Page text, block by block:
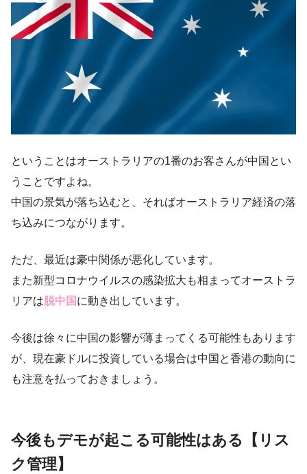
ということはオーストラリアの1番のお客さんが中国とい
うことですよね。
中国の景気が落ち込むと、そればオーストラリア経済の落
ち込みにつながります。
ただ、最近は豪中関係が悪化しています。
また新型コロナウイルスの感染拡大も相まってオーストラ
リアは 脱中国に動き出しています。
今後は徐々に中国の影響が薄まってくる可能性もあります
が、現在豪ドルに投資している場合は中国と香港の動向に
も注意を払っておきましょう。
今後もデモが起こる可能性はある【リス
ク管理】